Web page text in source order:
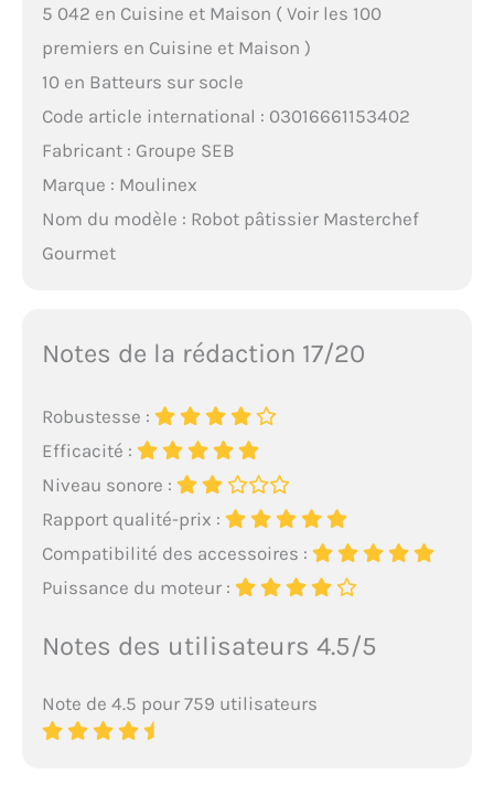
5 042 en Cuisine et Maison ( Voir les 100
premiers en Cuisine et Maison )
10 en Batteurs sur socle
Code article international : 03016661153402
Fabricant : Groupe SEB
Marque : Moulinex
Nom du modèle : Robot pâtissier Masterchef
Gourmet
Notes de la rédaction 17/20
Robustesse :
Efficacité :
Niveau sonore :
Rapport qualité-prix :
Compatibilité des accessoires :
Puissance du moteur :
Notes des utilisateurs 4.5/5
Note de 4.5 pour 759 utilisateurs